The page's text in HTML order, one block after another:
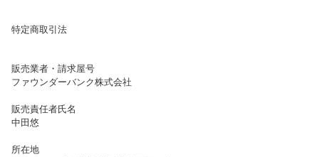
特定商取引法
販売業者・請求屋号
ファウンダーバンク株式会社
販売責任者氏名
中田悠
所在地